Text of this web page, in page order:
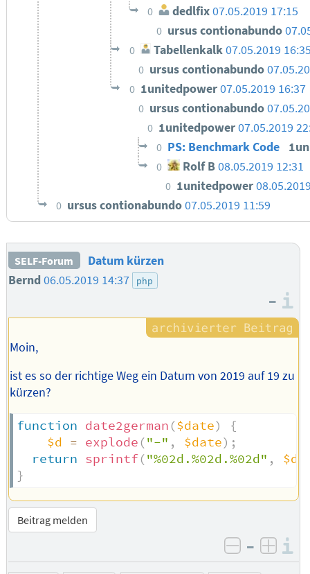
0 dedlfix07.05.2019 17:15
0 ursus contionabundo
0 Tabellenkalk07.05.2019
0 ursus contionabundo
0 1unitedpower07.05.2019 16:37
0 ursus contionabundo
0 1unitedpower07.05.2019
0 PS: Benchmark Code
0 Rolf B08.05.2019 12:31
0 1unitedpower
0 ursus contionabundo07.05.2019 11:59
SELF-Forum
Datum kürzen
Bernd 06.05.2019 14:37 php
–
Moin,
ist es so der richtige Weg ein Datum von 2019 auf 19 zu
kürzen?
function date2german ($date)
{
$d = explode ("-" , $date) ;
return sprintf("%02d.%02d.%02d" , $d
}
Beitrag melden
negativ
–